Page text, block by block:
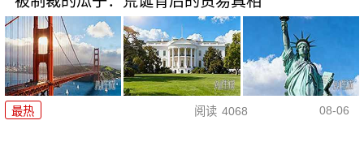
最热 阅读 4068 08-06